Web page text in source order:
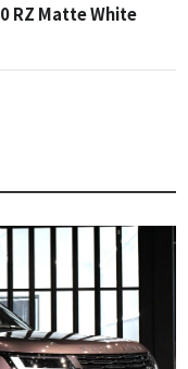
RZ Matte White